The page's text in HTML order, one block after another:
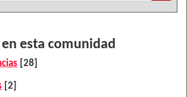
esta comunidad
[28]
[2]